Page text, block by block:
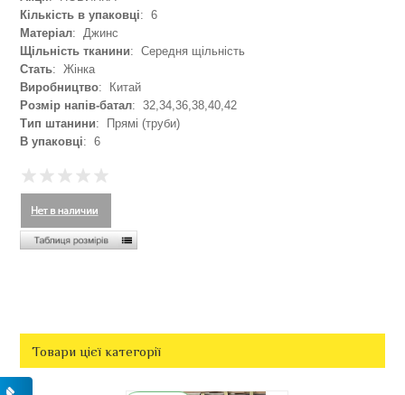
Кількість в упаковці: 6
Матеріал: Джинс
Щільність тканини: Середня щільність
Стать: Жінка
Виробництво: Китай
Розмір напів-батал: 32,34,36,38,40,42
Тип штанини: Прямі (труби)
В упаковці: 6
Товари цієї категорії